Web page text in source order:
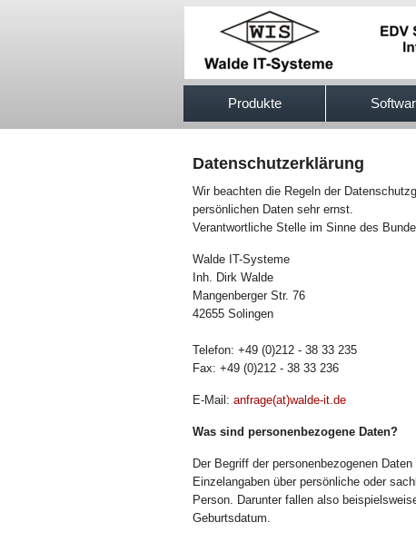
Produkte
Datenschutzerklärung
Wir beachten die Regeln der
persönlichen Daten sehr ernst.
Verantwortliche Stelle im Sinne des
Walde IT-Systeme
Inh. Dirk Walde
Mangenberger Str. 76
42655 Solingen
Telefon: +49 (0)212 - 38 33 235
Fax: +49 (0)212 - 38 33 236
E-Mail: anfrage(at)walde-it.de
Was sind personenbezogene Daten?
Der Begriff der personenbezogenen
Einzelangaben über persönliche oder
Person. Darunter fallen also
Geburtsdatum.